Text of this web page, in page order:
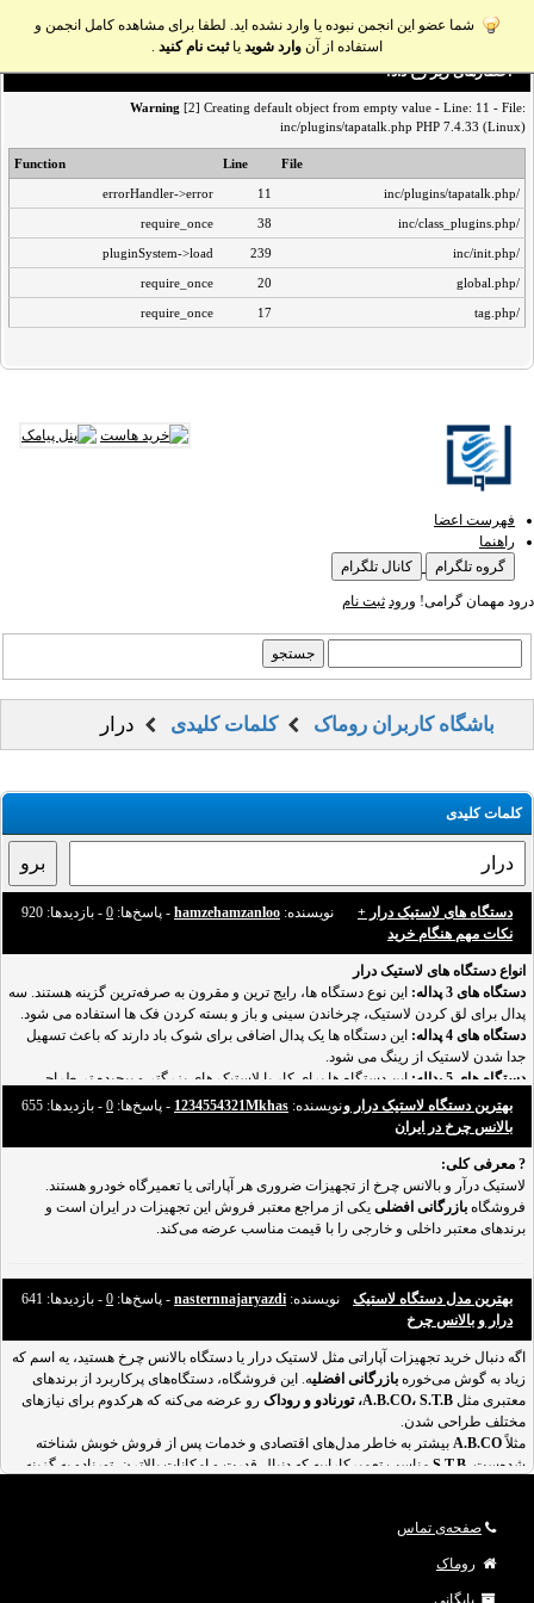
شما عضو این انجمن نبوده یا وارد نشده اید. لطفا برای مشاهده کامل انجمن و
استفاده از آن وارد شوید یاثبت نام کنید .
اخطار‌های زیر رخ داد:
Warning [2] Creating default object from empty value - Line: 11 - File:
inc/plugins/tapatalk.php PHP 7.4.33 (Linux)
File
Line
Function
/inc/plugins/tapatalk.php
11
errorHandler->error
/inc/class_plugins.php
38
require_once
/inc/init.php
239
pluginSystem->load
/global.php
20
require_once
/tag.php
17
require_once
فهرست اعضا
راهنما
گروه تلگرام
کانال تلگرام
درود مهمان گرامی! ورود ثبت نام
باشگاه کاربران روماک کلمات کلیدی درار
کلمات کلیدی
نویسنده: hamzehamzanloo - پاسخ‌ها: 0 - بازدید‌ها: 920
دستگاه های لاستیک درار +
نکات مهم هنگام خرید
انواع دستگاه های لاستیک درار
دستگاه های 3 پداله:
این نوع دستگاه ها، رایج ترین و مقرون به صرفه‌ترین گزینه هستند. سه
پدال برای لق کردن لاستیک، چرخاندن سینی و باز و بسته کردن فک ها استفاده می شود.
دستگاه های 4 پداله:
این دستگاه ها یک پدال اضافی برای شوک باد دارند که باعث تسهیل
جدا شدن لاستیک از رینگ می شود.
دستگاه های 5 پداله:
این دستگاه ها برای کار با لاستیک های بزرگتر و پیچیده تر طراحی
شده اند و دارای یک بازوی چرخشی برای دسترسی بهتر به همه قسمت های
نویسنده: 1234554321Mkhas - پاسخ‌ها: 0 - بازدید‌ها: 655
بهترین دستگاه لاستیک درار و
بالانس چرخ در ایران
? معرفی کلی:
لاستیک‌ درآر و بالانس چرخ از تجهیزات ضروری هر آپاراتی یا تعمیرگاه خودرو هستند.
فروشگاه بازرگانی افضلی یکی از مراجع معتبر فروش این تجهیزات در ایران است و
برندهای معتبر داخلی و خارجی را با قیمت مناسب عرضه می‌کند.
✅بهترین برندهای لاستیک‌ درآر
برند
ویژگی‌ها و مزایاA.B.CO
تنوع مدل‌های سبک و سنگین (مثل F578، F581)، گارانتی، آموزش کار، پشتیبانی قوی.
S.T.B
مدل‌های ۳ و ۴ پداله و کمرشکن، موتور قدرتمند، ایمنی بالا، خدمات پس از فروش.
[b]Tornado[
نویسنده: nasternnajaryazdi - پاسخ‌ها: 0 - بازدید‌ها: 641
بهترین مدل دستگاه لاستیک
درار و بالانس چرخ
اگه دنبال خرید تجهیزات آپاراتی مثل لاستیک‌ درار یا دستگاه بالانس چرخ هستید، یه اسم که
زیاد به گوش می‌خوره بازرگانی افضلیه. این فروشگاه، دستگاه‌های پرکاربرد از برندهای
معتبری مثل A.B.CO، S.T.B، تورنادو و روداک
رو عرضه می‌کنه که هرکدوم برای نیازهای
مختلف طراحی شدن.
مثلاً A.B.CO بیشتر به خاطر مدل‌های اقتصادی و خدمات پس از فروش خوبش شناخته
شده‌ست. S.T.B مناسب تعمیرکاراییه که دنبال قدرت و امکانات بالاترن. تورنادو یه گزینه
صفحه‌ی تماس
روماک